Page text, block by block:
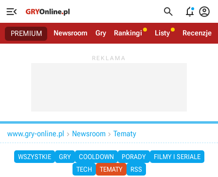
   
PREMIUM Newsroom Gry Rankingi Listy Recenzje
www.gry-online.pl  Newsroom  Tematy
WSZYSTKIE GRY COOLDOWN PORADY
FILMY I SERIALE
TECH
TEMATY RSS